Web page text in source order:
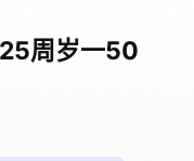
周岁一50